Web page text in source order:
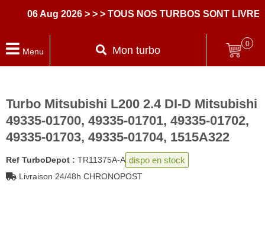
06 Aug 2026 > > > TOUS NOS TURBOS SONT LIVRES
Menu Mon turbo
0
Turbo Mitsubishi L200 2.4 DI-D Mitsubishi
49335-01700, 49335-01701, 49335-01702,
49335-01703, 49335-01704, 1515A322
Ref TurboDepot : TR11375A-A dispo en stock
Livraison 24/48h CHRONOPOST